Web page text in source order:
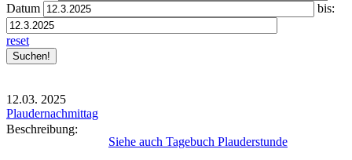
Datum
bis:
reset
12.03. 2025
Plaudernachmittag
Beschreibung:
Siehe auch Tagebuch Plauderstunde